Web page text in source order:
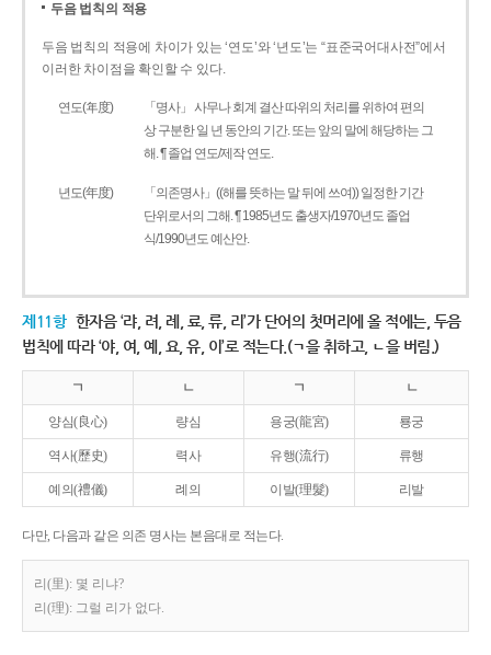
두음 법칙의 적용
두음 법칙의 적용에 차이가 있는 ‘연도’와 ‘년도’는 “표준국어대사전”에서
이러한 차이점을 확인할 수 있다.
연도(年度)
「명사」 사무나 회계 결산 따위의 처리를 위하여 편의
상 구분한 일 년 동안의 기간. 또는 앞의 말에 해당하는 그
해. ¶ 졸업 연도/제작 연도.
년도(年度)
「의존명사」((해를 뜻하는 말 뒤에 쓰여)) 일정한 기간
단위로서의 그해. ¶ 1985년도 출생자/1970년도 졸업
식/1990년도 예산안.
제11항 한자음 ‘랴, 려, 례, 료, 류, 리’가 단어의 첫머리에 올 적에는, 두음
법칙에 따라 ‘야, 여, 예, 요, 유, 이’로 적는다.(ㄱ을 취하고, ㄴ을 버림.)
ㄱ ㄴ ㄱ ㄴ
양심(良心) 량심 용궁(龍宮) 룡궁
역사(歷史) 력사 유행(流行) 류행
예의(禮儀) 례의 이발(理髮) 리발
다만, 다음과 같은 의존 명사는 본음대로 적는다.
리(里): 몇 리냐?
리(理): 그럴 리가 없다.